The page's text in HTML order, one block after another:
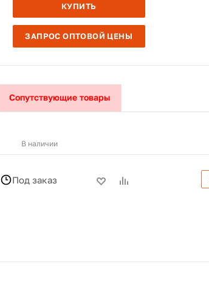
КУПИТЬ
ЗАПРОС ОПТОВОЙ ЦЕНЫ
Сопутствующие товары
В наличии
Под заказ